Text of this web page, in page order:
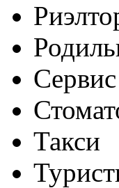
Сервис
Такси